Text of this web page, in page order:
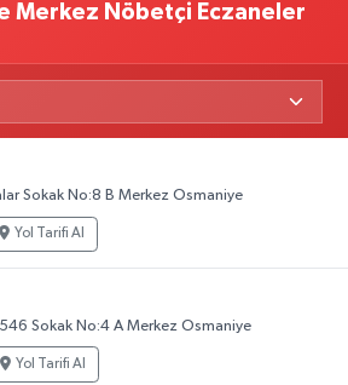
Merkez Nöbetçi Eczaneler
Sokak No:8 B Merkez Osmaniye
Yol Tarifi Al
Sokak No:4 A Merkez Osmaniye
Yol Tarifi Al